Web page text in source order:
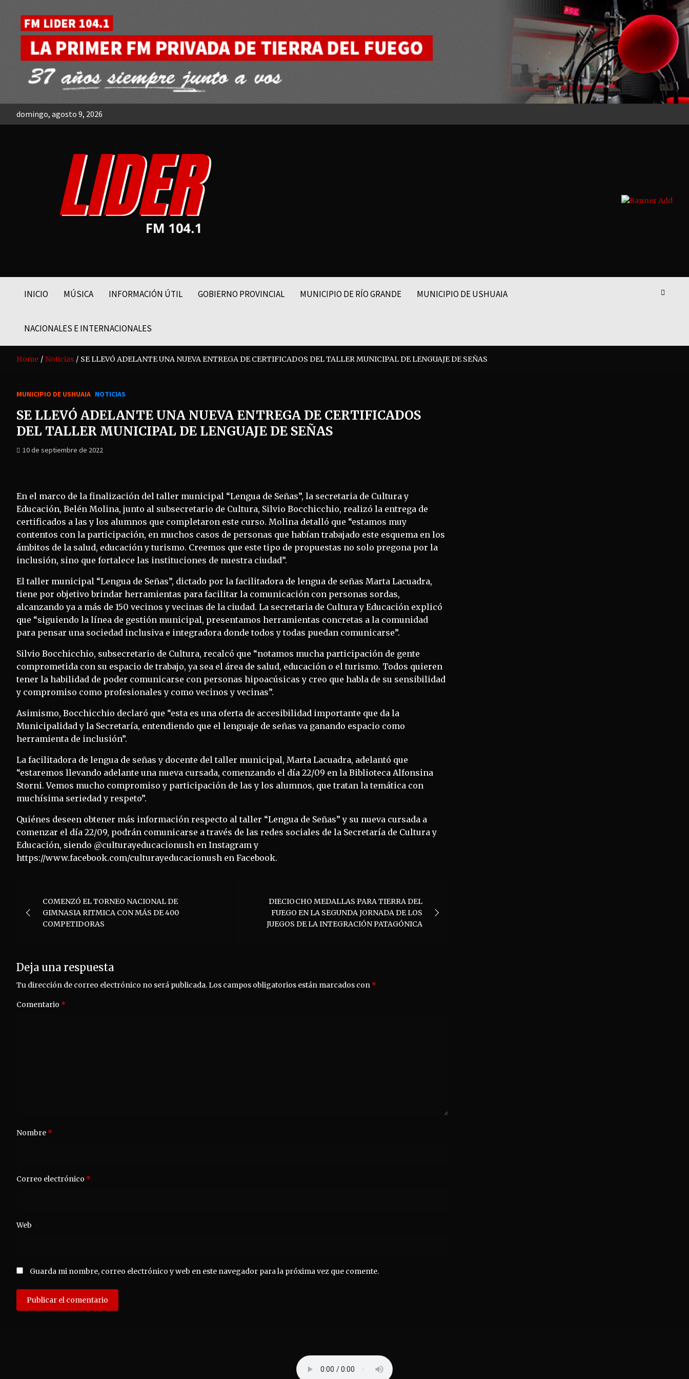
content
domingo, agosto 9, 2026
FM LIDER 104.1
INICIO MÚSICA INFORMACIÓN ÚTIL GOBIERNO PROVINCIAL MUNICIPIO DE RÍO GRANDE MUNICIPIO DE USHUAIA
NACIONALES E INTERNACIONALES
Home Noticias SE LLEVÓ ADELANTE UNA NUEVA ENTREGA DE CERTIFICADOS DEL TALLER MUNICIPAL DE LENGUAJE DE SEÑAS
MUNICIPIO DE USHUAIA NOTICIAS
SE LLEVÓ ADELANTE UNA NUEVA ENTREGA DE CERTIFICADOS
DEL TALLER MUNICIPAL DE LENGUAJE DE SEÑAS
10 de septiembre de 2022
En el marco de la finalización del taller municipal “Lengua de Señas”, la secretaria de Cultura y
Educación, Belén Molina, junto al subsecretario de Cultura, Silvio Bocchicchio, realizó la entrega de
certificados a las y los alumnos que completaron este curso. Molina detalló que “estamos muy
contentos con la participación, en muchos casos de personas que habían trabajado este esquema en los
ámbitos de la salud, educación y turismo. Creemos que este tipo de propuestas no solo pregona por la
inclusión, sino que fortalece las instituciones de nuestra ciudad”.
El taller municipal “Lengua de Señas”, dictado por la facilitadora de lengua de señas Marta Lacuadra,
tiene por objetivo brindar herramientas para facilitar la comunicación con personas sordas,
alcanzando ya a más de 150 vecinos y vecinas de la ciudad. La secretaria de Cultura y Educación explicó
que “siguiendo la línea de gestión municipal, presentamos herramientas concretas a la comunidad
para pensar una sociedad inclusiva e integradora donde todos y todas puedan comunicarse”.
Silvio Bocchicchio, subsecretario de Cultura, recalcó que “notamos mucha participación de gente
comprometida con su espacio de trabajo, ya sea el área de salud, educación o el turismo. Todos quieren
tener la habilidad de poder comunicarse con personas hipoacúsicas y creo que habla de su sensibilidad
y compromiso como profesionales y como vecinos y vecinas”.
Asimismo, Bocchicchio declaró que “esta es una oferta de accesibilidad importante que da la
Municipalidad y la Secretaría, entendiendo que el lenguaje de señas va ganando espacio como
herramienta de inclusión”.
La facilitadora de lengua de señas y docente del taller municipal, Marta Lacuadra, adelantó que
“estaremos llevando adelante una nueva cursada, comenzando el día 22/09 en la Biblioteca Alfonsina
Storni. Vemos mucho compromiso y participación de las y los alumnos, que tratan la temática con
muchísima seriedad y respeto”.
Quiénes deseen obtener más información respecto al taller “Lengua de Señas” y su nueva cursada a
comenzar el día 22/09, podrán comunicarse a través de las redes sociales de la Secretaría de Cultura y
Educación, siendo @culturayeducacionush en Instagram y
https://www.facebook.com/culturayeducacionush en Facebook.
de
entradas
COMENZÓ EL TORNEO NACIONAL DE
GIMNASIA RITMICA CON MÁS DE 400
COMPETIDORAS
DIECIOCHO MEDALLAS PARA TIERRA DEL
FUEGO EN LA SEGUNDA JORNADA DE LOS
JUEGOS DE LA INTEGRACIÓN PATAGÓNICA
Deja una respuesta
Tu dirección de correo electrónico no será publicada.Los campos obligatorios están marcados con *
Comentario *
Nombre *
Correo electrónico *
Web
Guarda mi nombre, correo electrónico y web en este navegador para la próxima vez que comente.